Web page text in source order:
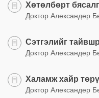
Хөтөлбөрт
Доктор Александер
Сэтгэлийг
Доктор Александер
Халамж хайр
Доктор Александер